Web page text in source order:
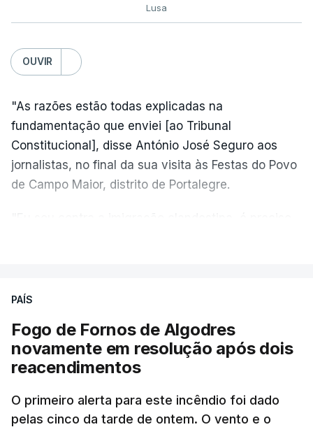
Lusa
OUVIR
"As razões estão todas explicadas na
fundamentação que enviei [ao Tribunal
Constitucional], disse António José Seguro aos
jornalistas, no final da sua visita às Festas do Povo
de Campo Maior, distrito de Portalegre.
nada disto é incompatível com tratarmos com
crianças", acrescentou.
António José Seguro mostrou dúvidas sobre se é
PAÍS
Fogo de Fornos de Algodres
novamente em resolução após dois
reacendimentos
O primeiro alerta para este incêndio foi dado
pelas cinco da tarde de ontem. O vento e o